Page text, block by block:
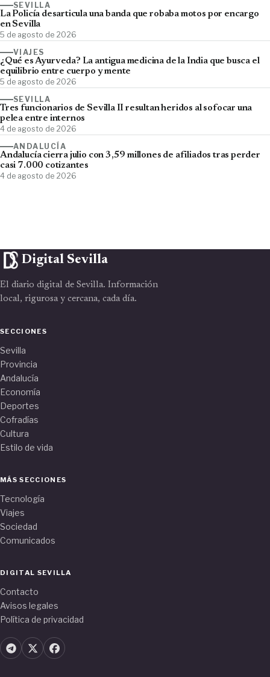
SEVILLA
La Policía desarticula una banda que robaba motos por encargo
en Sevilla
5 de agosto de 2026
VIAJES
¿Qué es Ayurveda? La antigua medicina de la India que busca el
equilibrio entre cuerpo y mente
5 de agosto de 2026
SEVILLA
Tres funcionarios de Sevilla II resultan heridos al sofocar una
pelea entre internos
4 de agosto de 2026
ANDALUCÍA
Andalucía cierra julio con 3,59 millones de afiliados tras perder
casi 7.000 cotizantes
4 de agosto de 2026
Digital Sevilla
El diario digital de Sevilla. Información
local, rigurosa y cercana, cada día.
SECCIONES
Sevilla
Provincia
Andalucía
Economía
Deportes
Cofradías
Cultura
Estilo de vida
MÁS SECCIONES
Tecnología
Viajes
Sociedad
Comunicados
DIGITAL SEVILLA
Contacto
Avisos legales
Política de privacidad